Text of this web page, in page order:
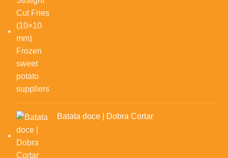
Batata doce | Dobra Cortar